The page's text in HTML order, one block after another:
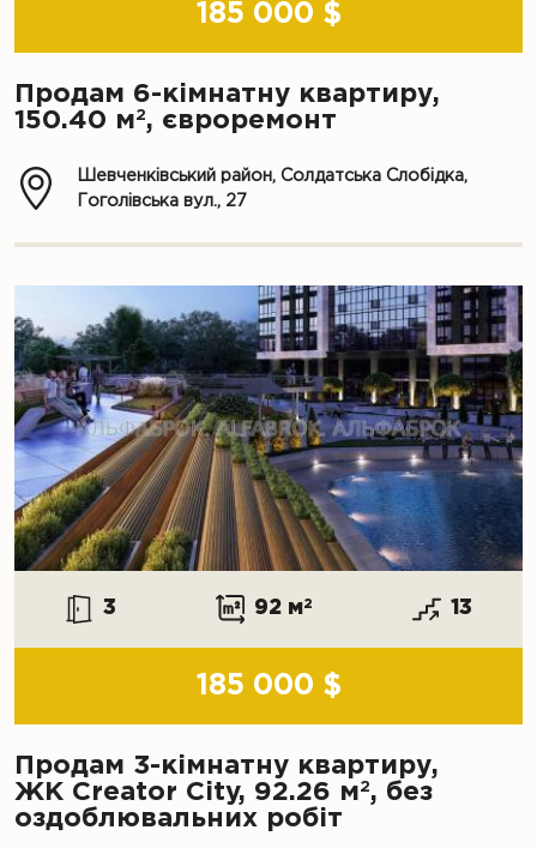
185 000 $
Продам 6-кімнатну квартиру,
150.40 м2, євроремонт
Шевченківський район, Солдатська Слобідка,
Гоголівська вул., 27
3 92 м2 13
185 000 $
Продам 3-кімнатну квартиру,
ЖК Creator City, 92.26 м2, без
оздоблювальних робіт